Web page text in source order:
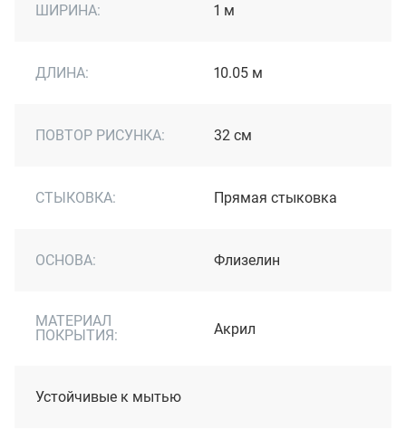
ШИРИНА: 1 м
ДЛИНА: 10.05 м
ПОВТОР РИСУНКА: 32 см
СТЫКОВКА: Прямая стыковка
ОСНОВА: Флизелин
МАТЕРИАЛ
ПОКРЫТИЯ:
Акрил
Устойчивые к мытью